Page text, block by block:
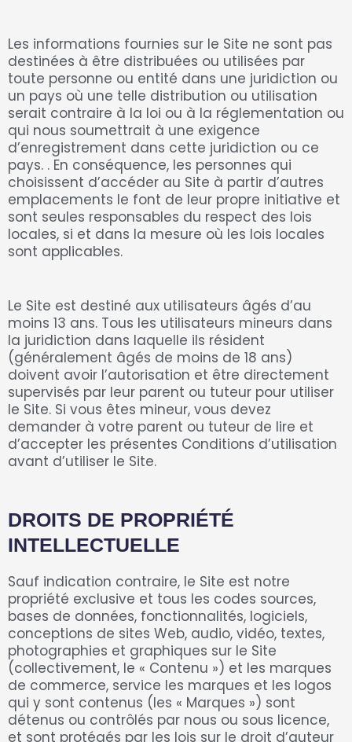
Les informations fournies sur le Site ne sont pas
destinées à être distribuées ou utilisées par
toute personne ou entité dans une juridiction ou
un pays où une telle distribution ou utilisation
serait contraire à la loi ou à la réglementation ou
qui nous soumettrait à une exigence
d’enregistrement dans cette juridiction ou ce
pays. . En conséquence, les personnes qui
choisissent d’accéder au Site à partir d’autres
emplacements le font de leur propre initiative et
sont seules responsables du respect des lois
locales, si et dans la mesure où les lois locales
sont applicables.
Le Site est destiné aux utilisateurs âgés d’au
moins 13 ans. Tous les utilisateurs mineurs dans
la juridiction dans laquelle ils résident
(généralement âgés de moins de 18 ans)
doivent avoir l’autorisation et être directement
supervisés par leur parent ou tuteur pour utiliser
le Site. Si vous êtes mineur, vous devez
demander à votre parent ou tuteur de lire et
d’accepter les présentes Conditions d’utilisation
avant d’utiliser le Site.
DROITS DE PROPRIÉTÉ
INTELLECTUELLE
Sauf indication contraire, le Site est notre
propriété exclusive et tous les codes sources,
bases de données, fonctionnalités, logiciels,
conceptions de sites Web, audio, vidéo, textes,
photographies et graphiques sur le Site
(collectivement, le « Contenu ») et les marques
de commerce, service les marques et les logos
qui y sont contenus (les « Marques ») sont
détenus ou contrôlés par nous ou sous licence,
et sont protégés par les lois sur le droit d’auteur